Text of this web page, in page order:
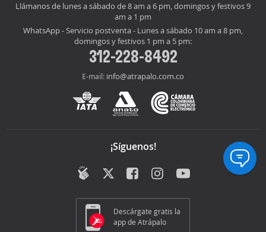
Llámanos de lunes a sábado de 8 am a 6 pm, domingos y festivos 9
am a 1 pm
WhatsApp - Servicio postventa - Lunes a sábado 10 am a 8 pm,
domingos y festivos 1 pm a 5 pm:
312-228-8492
E-mail: info@atrapalo.com.co
¡Síguenos!
Descárgate gratis la
app de Atrápalo